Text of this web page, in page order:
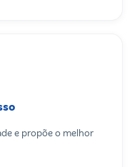
e propõe o melhor